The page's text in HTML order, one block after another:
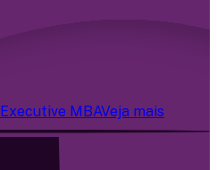
Executive MBAVeja mais